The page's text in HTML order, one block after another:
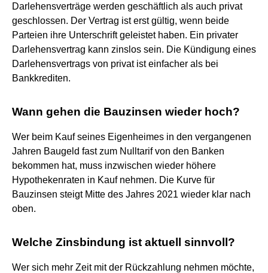
Darlehensverträge werden geschäftlich als auch privat
geschlossen. Der Vertrag ist erst gültig, wenn beide
Parteien ihre Unterschrift geleistet haben. Ein privater
Darlehensvertrag kann zinslos sein. Die Kündigung eines
Darlehensvertrags von privat ist einfacher als bei
Bankkrediten.
Wann gehen die Bauzinsen wieder hoch?
Wer beim Kauf seines Eigenheimes in den vergangenen
Jahren Baugeld fast zum Nulltarif von den Banken
bekommen hat, muss inzwischen wieder höhere
Hypothekenraten in Kauf nehmen. Die Kurve für
Bauzinsen steigt Mitte des Jahres 2021 wieder klar nach
oben.
Welche Zinsbindung ist aktuell sinnvoll?
Wer sich mehr Zeit mit der Rückzahlung nehmen möchte,